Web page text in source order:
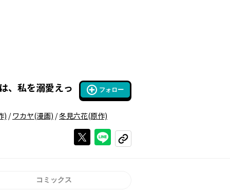
、私を溺愛えっ フォロー
) /ワカヤ(漫画) /冬見六花(原作)
Xで投稿するラインでシェアする
コピーする
コミックス